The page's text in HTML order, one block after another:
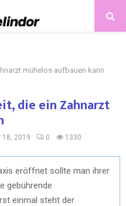
mühelos aufbauen kann
die ein Zahnarzt
18, 2019 0 1330
eröffnet sollte man ihrer
gebührende
einmal steht der